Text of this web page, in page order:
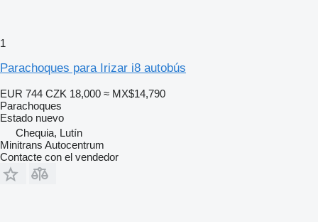
1
Parachoques para Irizar i8 autobús
EUR 744 CZK 18,000 ≈ MX$14,790
Parachoques
Estado nuevo
Chequia, Lutín
Minitrans Autocentrum
Contacte con el vendedor